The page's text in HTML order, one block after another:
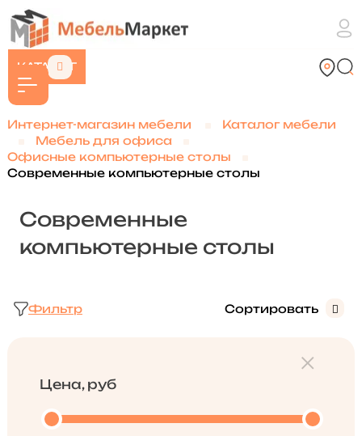
КАТАЛОГ
Интернет-магазин мебели
Каталог мебели
Мебель для офиса
Офисные компьютерные столы
Современные компьютерные столы
Современные
компьютерные столы
Фильтр Сортировать
Цена, руб